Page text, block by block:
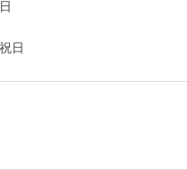
日